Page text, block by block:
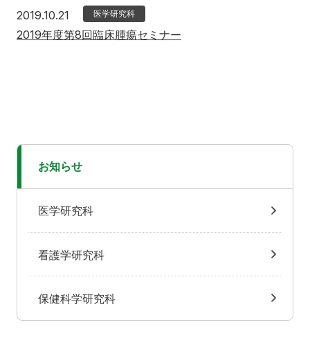
2019.10.21 2019年10月21日
医学研究科
2019年度第8回臨床腫瘍セミナー
お知らせ
医学研究科
看護学研究科
保健科学研究科